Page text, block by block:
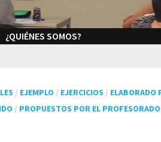
¿QUIÉNES SOMOS?
/ EJEMPLO / EJERCICIOS / ELABORADO
/ PROPUESTOS POR EL PROFESORADO